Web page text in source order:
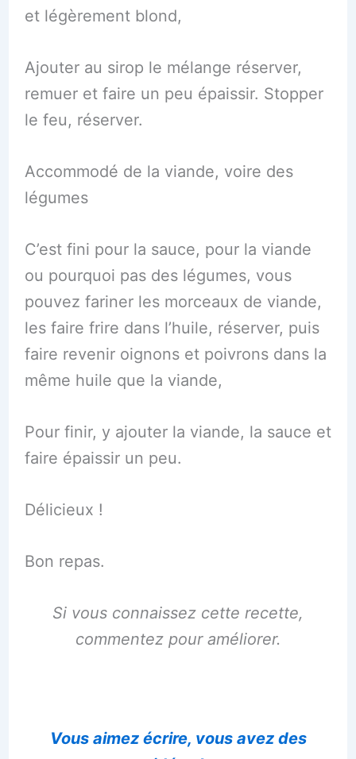
et légèrement blond,
Ajouter au sirop le mélange réserver,
remuer et faire un peu épaissir. Stopper
le feu, réserver.
Accommodé de la viande, voire des
légumes
C’est fini pour la sauce, pour la viande
ou pourquoi pas des légumes, vous
pouvez fariner les morceaux de viande,
les faire frire dans l’huile, réserver, puis
faire revenir oignons et poivrons dans la
même huile que la viande,
Pour finir, y ajouter la viande, la sauce et
faire épaissir un peu.
Délicieux !
Bon repas.
Si vous connaissez cette recette,
commentez pour améliorer.
Vous aimez écrire, vous avez des